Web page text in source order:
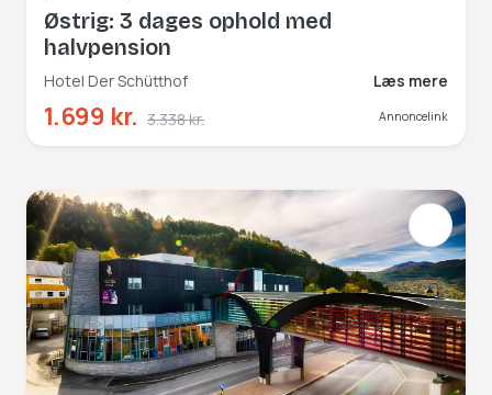
Østrig: 3 dages ophold med
halvpension
Hotel Der Schütthof Læs mere
1.699 kr. 3.338 kr. Annoncelink